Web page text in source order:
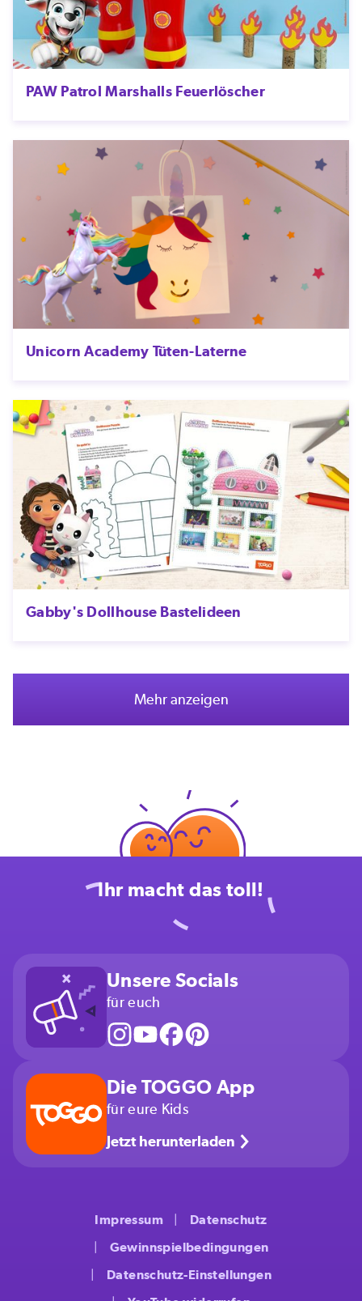
PAW Patrol Marshalls Feuerlöscher
Unicorn Academy Tüten-Laterne
Gabby's Dollhouse Bastelideen
Mehr anzeigen
Ihr macht das toll!
Unsere Socials
für euch
Die TOGGO App
für eure Kids
Jetzt herunterladen
Impressum
Datenschutz
Gewinnspielbedingungen
Datenschutz-Einstellungen